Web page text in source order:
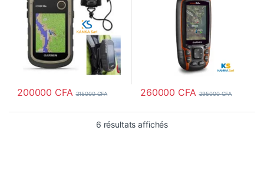
200000 CFA 215000CFA 260000 CFA 295000CFA
6 résultats affichés